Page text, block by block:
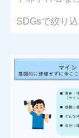
SDGsで絞り